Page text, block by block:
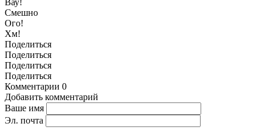
Вау!
Смешно
Ого!
Хм!
Поделиться
Поделиться
Поделиться
Поделиться
Комментарии 0
Добавить комментарий
Ваше имя
Эл. почта